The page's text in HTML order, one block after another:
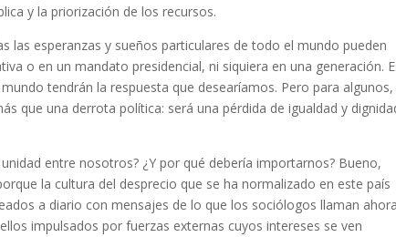
y la priorización de los recursos.
las esperanzas y sueños particulares de todo el mundo pueden
o en un mandato presidencial, ni siquiera en una generación.
tendrán la respuesta que desearíamos. Pero para algunos,
que una derrota política: será una pérdida de igualdad y
entre nosotros? ¿Y por qué debería importarnos? Bueno,
la cultura del desprecio que se ha normalizado en este país
a diario con mensajes de lo que los sociólogos llaman
impulsados por fuerzas externas cuyos intereses se ven